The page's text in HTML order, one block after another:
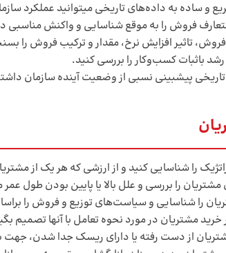
و ساده به داده­‌های تاریخی می­توانید عملکرد
فروش را به موقع شناسایی و واکنش مناسبی
تاثیر افزایش نرخ، مقدار و ترکیب فروش را
رشد باثبات کسب‌وکار را بررسی کنید.
تاریخی پیش­بینی نسبی از وضعیت آینده سازمان
را شناسایی کنید و از ارزشی که هر یک از
مشتریان را بررسی و علل بالا یا پایین بودن طول
را شناسایی و سیاست‌های توزیع و فروش را
خرید مشتریان در مورد نحوه تعامل با آن­ها تصمیم
از دست رفته یا دارای ریسک جدا شدن، جهت